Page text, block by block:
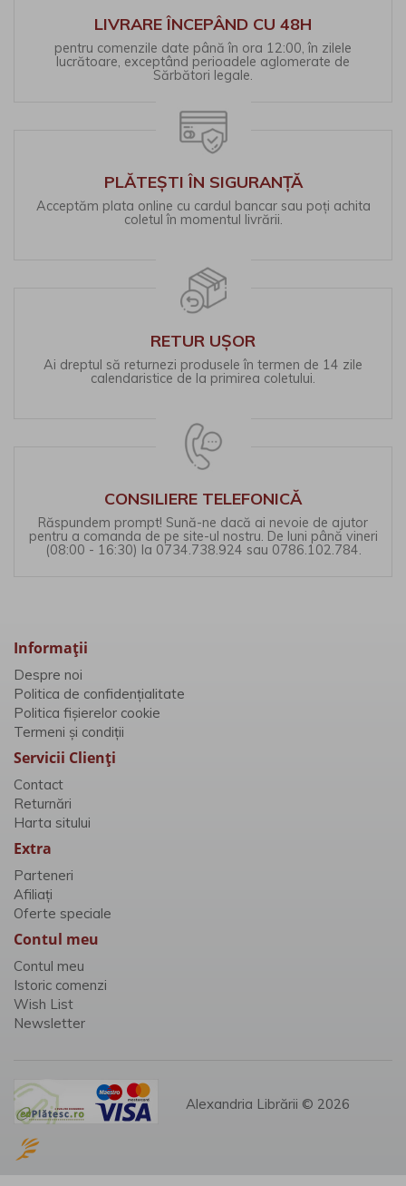
LIVRARE ÎNCEPÂND CU 48H
pentru comenzile date până în ora 12:00, în zilele
lucrătoare, exceptând perioadele aglomerate de
Sărbători legale.
PLĂTEȘTI ÎN SIGURANȚĂ
Acceptăm plata online cu cardul bancar sau poți achita
coletul în momentul livrării.
RETUR UȘOR
Ai dreptul să returnezi produsele în termen de 14 zile
calendaristice de la primirea coletului.
CONSILIERE TELEFONICĂ
Răspundem prompt! Sună-ne dacă ai nevoie de ajutor
pentru a comanda de pe site-ul nostru. De luni până vineri
(08:00 - 16:30) la 0734.738.924 sau 0786.102.784.
Informaţii
Despre noi
Politica de confidențialitate
Politica fișierelor cookie
Termeni și condiții
Servicii Clienţi
Contact
Returnări
Harta sitului
Extra
Parteneri
Afiliaţi
Oferte speciale
Contul meu
Contul meu
Istoric comenzi
Wish List
Newsletter
Alexandria Librării © 2026